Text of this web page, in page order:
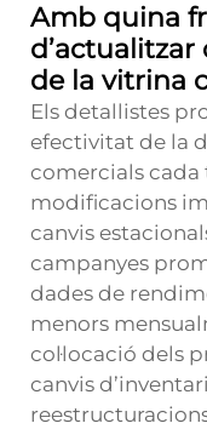
Amb quina
de la vitrina
Els detallistes
efectivitat de la
comercials
modificacions
canvis
campanyes
dades de
menors
col·locació dels
canvis